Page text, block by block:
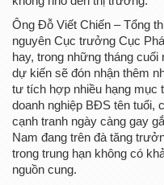
Ông Đỗ Viết Chiến – Tổng
nguyên Cục trưởng Cục
hay, trong những tháng
dự kiến sẽ đón nhận thêm
tư tích hợp nhiều hạng mục
doanh nghiệp BĐS tên tuổi,
cạnh tranh ngày càng gay
Nam đang trên đà tăng
trong trung hạn không có
nguồn cung.